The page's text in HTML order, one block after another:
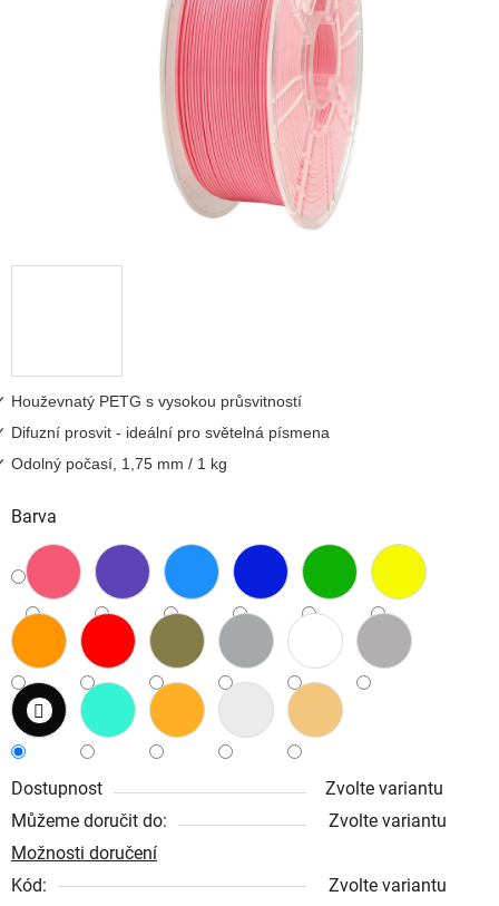
Houževnatý PETG s vysokou průsvitností
Difuzní prosvit - ideální pro světelná písmena
Odolný počasí, 1,75 mm / 1 kg
Barva
Dostupnost
Zvolte variantu
Můžeme doručit do:
Zvolte variantu
Možnosti doručení
Kód:
Zvolte variantu